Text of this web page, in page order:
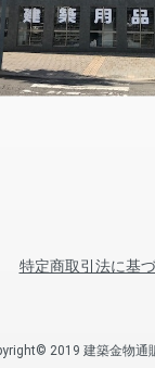
特定商取引法に基
2019 建築金物通